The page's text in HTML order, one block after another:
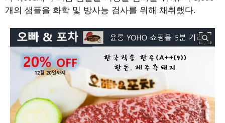
개의 샘플을 화학 및 방사능 검사를 위해 채취했다.